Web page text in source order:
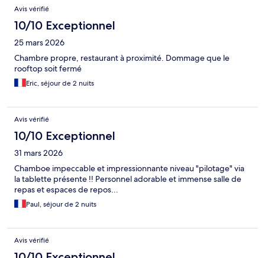
Avis vérifié
10/10 Exceptionnel
25 mars 2026
Chambre propre, restaurant à proximité. Dommage que le
rooftop soit fermé
Eric, séjour de 2 nuits
Avis vérifié
10/10 Exceptionnel
31 mars 2026
Chamboe impeccable et impressionnante niveau "pilotage" via
la tablette présente !! Personnel adorable et immense salle de
repas et espaces de repos...
Paul, séjour de 2 nuits
Avis vérifié